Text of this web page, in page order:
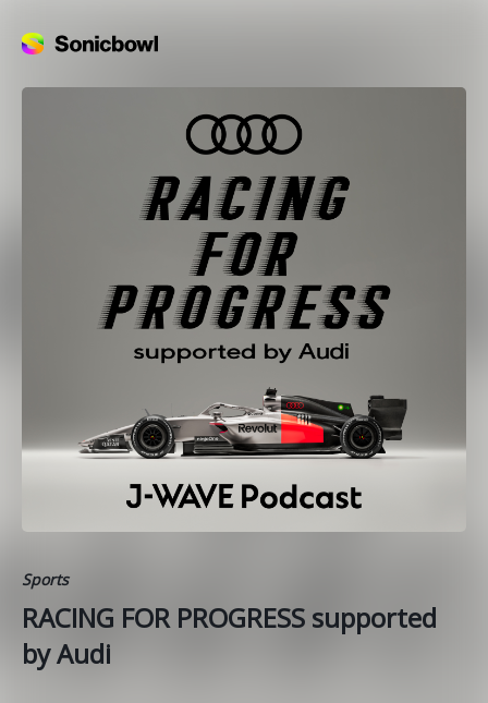
Sports
RACING FOR PROGRESS supported
by Audi